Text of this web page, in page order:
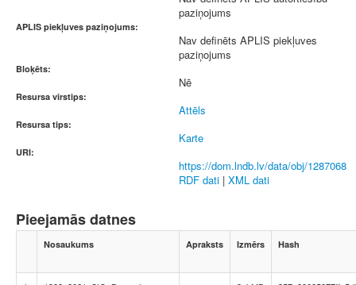
paziņojums
APLIS piekļuves paziņojums:
Nav definēts APLIS piekļuves
paziņojums
Bloķēts:
Nē
Resursa virstips:
Attēls
Resursa tips:
Karte
URI:
https://dom.lndb.lv/data/obj/1287068
RDF dati | XML dati
Pieejamās datnes
Nosaukums Apraksts Izmērs Hash